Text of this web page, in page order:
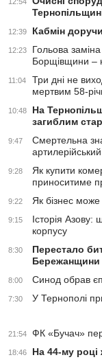
12:39 Кабмін
12:23
Гольова
Борщівщини –
11:04
Три дні не
мертвим 58-
10:48
На
загиблим
9:47
Смертельна
9:28
Як купити
приноситиме
9:22 Як бізнес
9:15
Історія Азову:
корпусу
8:30
Перестало
Бережанщини
8:00 Синод обрав
7:30 У Тернополі
21:54 ФК «Бучач»
18:46 На 44-му